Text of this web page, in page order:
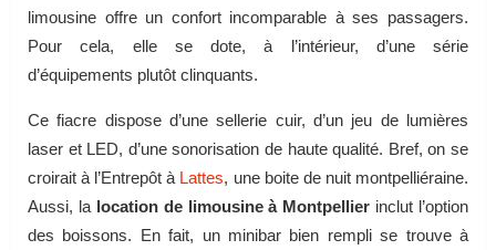
limousine offre un confort incomparable à ses passagers.
Pour cela, elle se dote, à l’intérieur, d’une série
d’équipements plutôt clinquants.
Ce fiacre dispose d’une sellerie cuir, d’un jeu de lumières
laser et LED, d’une sonorisation de haute qualité. Bref, on se
croirait à l’Entrepôt à Lattes, une boite de nuit montpelliéraine.
Aussi, la location de limousine à Montpellier inclut l’option
des boissons. En fait, un minibar bien rempli se trouve à